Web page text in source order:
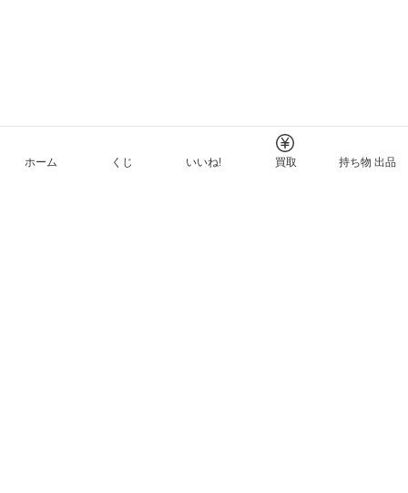
ホーム くじ いいね! 買取 持ち物 出品